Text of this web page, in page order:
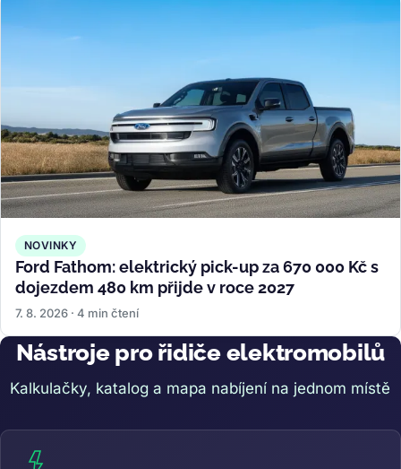
NOVINKY
Ford Fathom: elektrický pick-up za 670 000 Kč s
dojezdem 480 km přijde v roce 2027
7. 8. 2026 · 4 min čtení
Nástroje pro řidiče elektromobilů
Kalkulačky, katalog a mapa nabíjení na jednom místě